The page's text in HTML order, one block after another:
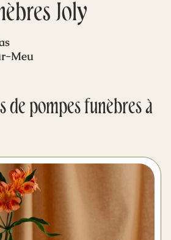
Joly
Meu
de pompes funèbres à